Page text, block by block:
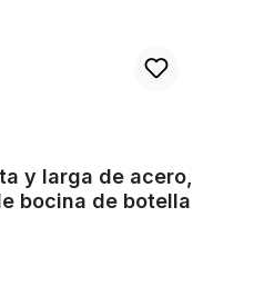
y larga de acero,
bocina de botella